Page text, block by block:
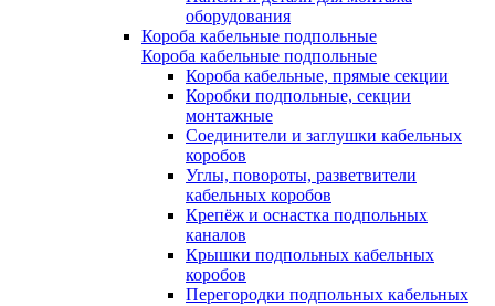
оборудования
Короба кабельные подпольные
Короба кабельные подпольные
Короба кабельные, прямые секции
Коробки подпольные, секции
монтажные
Соединители и заглушки кабельных
коробов
Углы, повороты, разветвители
кабельных коробов
Крепёж и оснастка подпольных
каналов
Крышки подпольных кабельных
коробов
Перегородки подпольных кабельных